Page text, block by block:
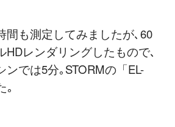
間も測定してみましたが､60
HDレンダリングしたもので､
ンでは5分｡STORMの「EL-
｡